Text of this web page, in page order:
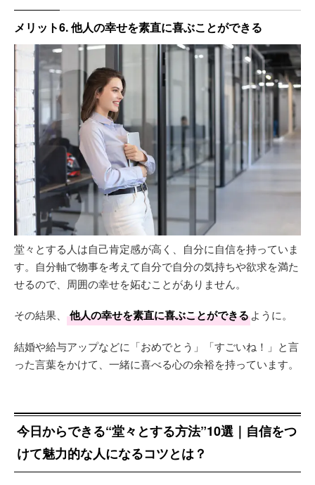
メリット6. 他人の幸せを素直に喜ぶことができる
堂々とする人は自己肯定感が高く、自分に自信を持っていま
す。自分軸で物事を考えて自分で自分の気持ちや欲求を満た
せるので、周囲の幸せを妬むことがありません。
その結果、 他人の幸せを素直に喜ぶことができるように。
結婚や給与アップなどに「おめでとう」「すごいね！」と言
った言葉をかけて、一緒に喜べる心の余裕を持っています。
今日からできる“堂々とする方法”10選｜自信をつ
けて魅力的な人になるコツとは？